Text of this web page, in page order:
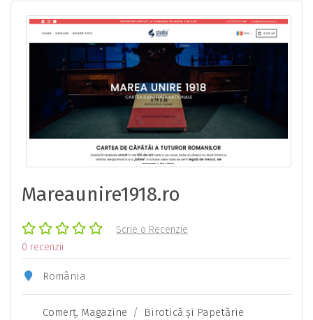
Mareaunire1918.ro
Scrie o Recenzie
0 recenzii
România
Comerţ, Magazine / Birotică şi Papetărie